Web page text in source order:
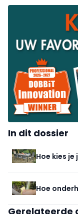
In dit dossier
Hoe kies
Hoe
Gerelateerde